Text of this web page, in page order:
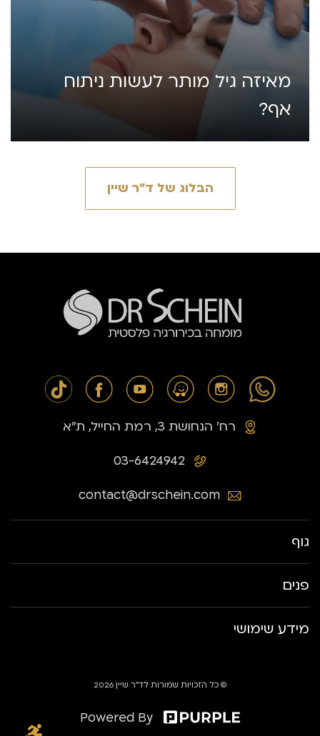
מאיזה גיל מותר לעשות ניתוח
אף?
הבלוג של ד״ר שיין
03-6424942
רח׳ הנחושת 3, רמת החייל, ת״א
contact@drschein.com
גוף
פנים
מידע שימושי
© כל הזכויות שמורות לד״ר שיין 2026
Powered By